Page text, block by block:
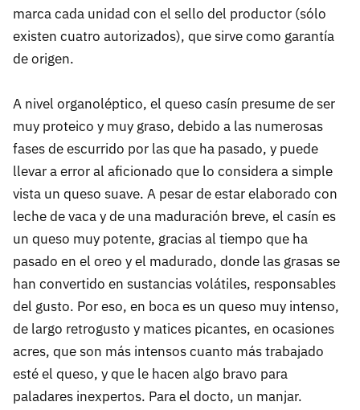
marca cada unidad con el sello del productor (sólo
existen cuatro autorizados), que sirve como garantía
de origen.
A nivel organoléptico, el queso casín presume de ser
muy proteico y muy graso, debido a las numerosas
fases de escurrido por las que ha pasado, y puede
llevar a error al aficionado que lo considera a simple
vista un queso suave. A pesar de estar elaborado con
leche de vaca y de una maduración breve, el casín es
un queso muy potente, gracias al tiempo que ha
pasado en el oreo y el madurado, donde las grasas se
han convertido en sustancias volátiles, responsables
del gusto. Por eso, en boca es un queso muy intenso,
de largo retrogusto y matices picantes, en ocasiones
acres, que son más intensos cuanto más trabajado
esté el queso, y que le hacen algo bravo para
paladares inexpertos. Para el docto, un manjar.